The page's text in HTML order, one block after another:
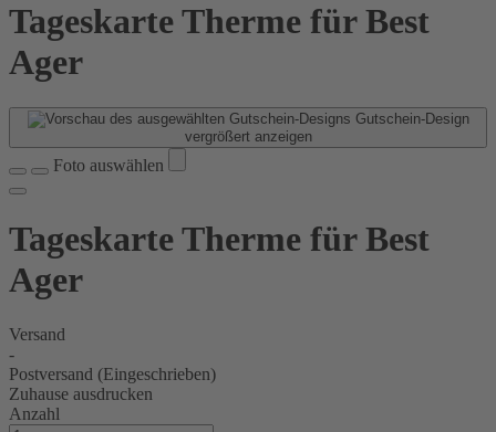
Tageskarte Therme für Best
Ager
Gutschein-Design
vergrößert anzeigen
Foto auswählen
Tageskarte Therme für Best
Ager
Versand
-
Postversand (Eingeschrieben)
Zuhause ausdrucken
Anzahl